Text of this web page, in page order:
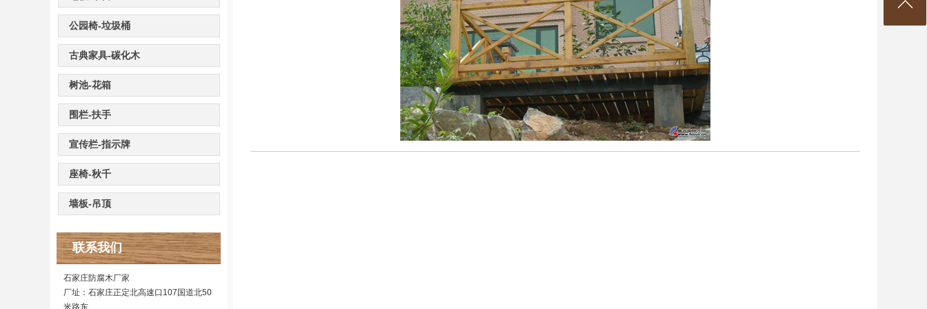
公园椅-垃圾桶
古典家具-碳化木
树池-花箱
围栏-扶手
宣传栏-指示牌
座椅-秋千
墙板-吊顶
联系我们
石家庄防腐木厂家
厂址：石家庄正定北高速口107国道北50
米路东